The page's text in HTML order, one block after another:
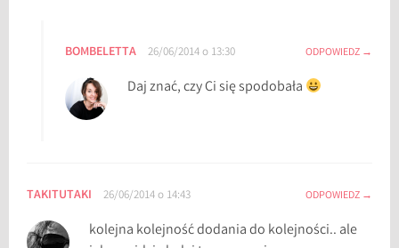
BOMBELETTA 26/06/2014 o 13:30 ODPOWIEDZ
Daj znać, czy Ci się spodobała
TAKITUTAKI 26/06/2014 o 14:43 ODPOWIEDZ
kolejna kolejność dodania do kolejności.. ale